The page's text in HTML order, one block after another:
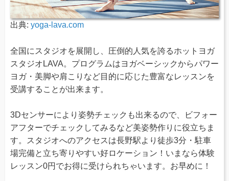
出典: yoga-lava.com
全国にスタジオを展開し、圧倒的人気を誇るホットヨガ
スタジオLAVA。プログラムはヨガベーシックからパワー
ヨガ・美脚や肩こりなど目的に応じた豊富なレッスンを
受講することが出来ます。
3Dセンサーにより姿勢チェックも出来るので、ビフォー
アフターでチェックしてみるなど美姿勢作りに役立ちま
す。スタジオへのアクセスは長野駅より徒歩3分・駐車
場完備と立ち寄りやすい好ロケーション！いまなら体験
レッスン0円でお得に受けられちゃいます。お早めに！